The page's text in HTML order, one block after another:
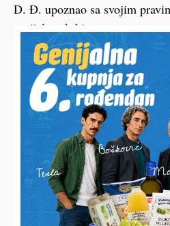
D. Đ. upoznao sa svojim
socijalne skrbi.
FOTO/VIDEO Nikola Wolf
HALO,
PODRAVSKI!
Imate priču, vijest, fotku
ili video?
Nešto vas muči ili želite